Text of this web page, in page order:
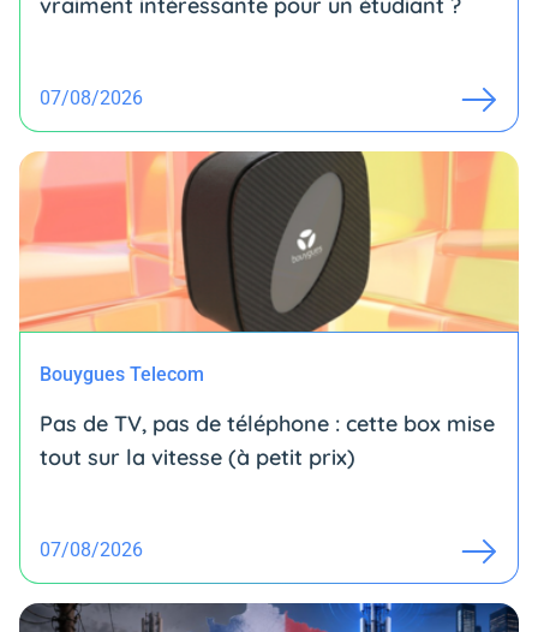
vraiment intéressante pour un étudiant ?
07/08/2026
Bouygues Telecom
Pas de TV, pas de téléphone : cette box mise
tout sur la vitesse (à petit prix)
07/08/2026